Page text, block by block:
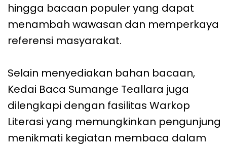
hingga bacaan populer yang dapat
menambah wawasan dan memperkaya
referensi masyarakat.
Selain menyediakan bahan bacaan,
Kedai Baca Sumange Teallara juga
dilengkapi dengan fasilitas Warkop
Literasi yang memungkinkan pengunjung
menikmati kegiatan membaca dalam